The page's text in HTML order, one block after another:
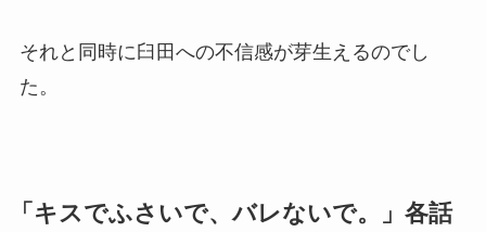
それと同時に臼田への不信感が芽生えるのでし
た。
「キスでふさいで、バレないで。」各話